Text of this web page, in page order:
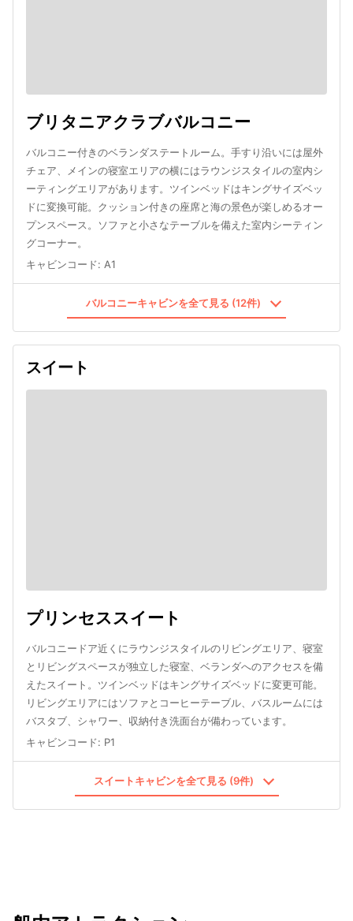
ブリタニアクラブバルコニー
バルコニー付きのベランダステートルーム。手すり沿いには屋外
チェア、メインの寝室エリアの横にはラウンジスタイルの室内シ
ーティングエリアがあります。ツインベッドはキングサイズベッ
ドに変換可能。クッション付きの座席と海の景色が楽しめるオー
プンスペース。ソファと小さなテーブルを備えた室内シーティン
グコーナー。
キャビンコード: A1
バルコニーキャビンを全て見る (12件)
スイート
プリンセススイート
バルコニードア近くにラウンジスタイルのリビングエリア、寝室
とリビングスペースが独立した寝室、ベランダへのアクセスを備
えたスイート。ツインベッドはキングサイズベッドに変更可能。
リビングエリアにはソファとコーヒーテーブル、バスルームには
バスタブ、シャワー、収納付き洗面台が備わっています。
キャビンコード: P1
スイートキャビンを全て見る (9件)